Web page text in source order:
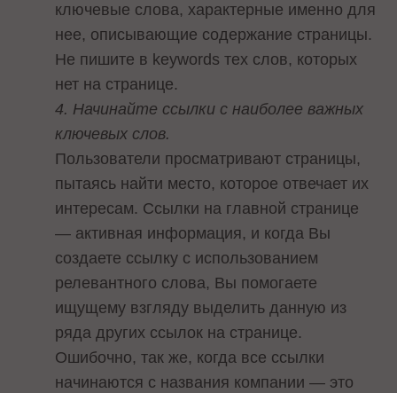
ключевые слова, характерные именно для
нее, описывающие содержание страницы.
Не пишите в keywords тех слов, которых
нет на странице.
4. Начинайте ссылки с наиболее важных
ключевых слов.
Пользователи просматривают страницы,
пытаясь найти место, которое отвечает их
интересам. Ссылки на главной странице
— активная информация, и когда Вы
создаете ссылку с использованием
релевантного слова, Вы помогаете
ищущему взгляду выделить данную из
ряда других ссылок на странице.
Ошибочно, так же, когда все ссылки
начинаются с названия компании — это